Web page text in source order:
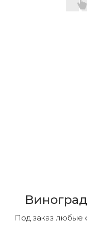
Под заказ любые